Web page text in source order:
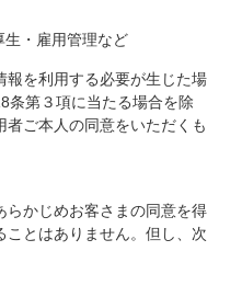
生・雇用管理など
報を利用する必要が生じた場
条第３項に当たる場合を除
者ご本人の同意をいただくも
らかじめお客さまの同意を得
ことはありません。但し、次